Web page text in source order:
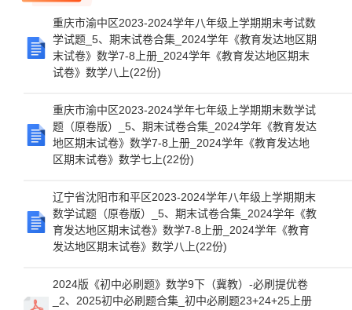
重庆市渝中区2023-2024学年八年级上学期期末考试数
学试题_5、期末试卷合集_2024学年《教育发达地区期
末试卷》数学7-8上册_2024学年《教育发达地区期末
试卷》数学八上(22份)
重庆市渝中区2023-2024学年七年级上学期期末数学试
题（原卷版）_5、期末试卷合集_2024学年《教育发达
地区期末试卷》数学7-8上册_2024学年《教育发达地
区期末试卷》数学七上(22份)
辽宁省沈阳市和平区2023-2024学年八年级上学期期末
数学试题（原卷版）_5、期末试卷合集_2024学年《教
育发达地区期末试卷》数学7-8上册_2024学年《教育
发达地区期末试卷》数学八上(22份)
2024版《初中必刷题》数学9下（冀教）-必刷提优卷
_2、2025初中必刷题合集_初中必刷题23+24+25上册